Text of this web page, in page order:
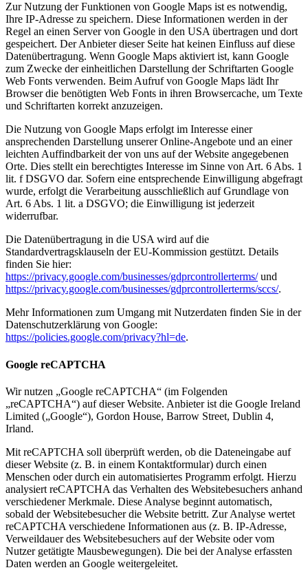
Zur Nutzung der Funktionen von Google Maps ist es notwendig,
Ihre IP-Adresse zu speichern. Diese Informationen werden in der
Regel an einen Server von Google in den USA übertragen und dort
gespeichert. Der Anbieter dieser Seite hat keinen Einfluss auf diese
Datenübertragung. Wenn Google Maps aktiviert ist, kann Google
zum Zwecke der einheitlichen Darstellung der Schriftarten Google
Web Fonts verwenden. Beim Aufruf von Google Maps lädt Ihr
Browser die benötigten Web Fonts in ihren Browsercache, um Texte
und Schriftarten korrekt anzuzeigen.
Die Nutzung von Google Maps erfolgt im Interesse einer
ansprechenden Darstellung unserer Online-Angebote und an einer
leichten Auffindbarkeit der von uns auf der Website angegebenen
Orte. Dies stellt ein berechtigtes Interesse im Sinne von Art. 6 Abs. 1
lit. f DSGVO dar. Sofern eine entsprechende Einwilligung abgefragt
wurde, erfolgt die Verarbeitung ausschließlich auf Grundlage von
Art. 6 Abs. 1 lit. a DSGVO; die Einwilligung ist jederzeit
widerrufbar.
Die Datenübertragung in die USA wird auf die
Standardvertragsklauseln der EU-Kommission gestützt. Details
finden Sie hier:
https://privacy.google.com/businesses/gdprcontrollerterms/und
https://privacy.google.com/businesses/gdprcontrollerterms/sccs/.
Mehr Informationen zum Umgang mit Nutzerdaten finden Sie in der
Datenschutzerklärung von Google:
https://policies.google.com/privacy?hl=de.
Google reCAPTCHA
Wir nutzen „Google reCAPTCHA“ (im Folgenden
„reCAPTCHA“) auf dieser Website. Anbieter ist die Google Ireland
Limited („Google“), Gordon House, Barrow Street, Dublin 4,
Irland.
Mit reCAPTCHA soll überprüft werden, ob die Dateneingabe auf
dieser Website (z. B. in einem Kontaktformular) durch einen
Menschen oder durch ein automatisiertes Programm erfolgt. Hierzu
analysiert reCAPTCHA das Verhalten des Websitebesuchers anhand
verschiedener Merkmale. Diese Analyse beginnt automatisch,
sobald der Websitebesucher die Website betritt. Zur Analyse wertet
reCAPTCHA verschiedene Informationen aus (z. B. IP-Adresse,
Verweildauer des Websitebesuchers auf der Website oder vom
Nutzer getätigte Mausbewegungen). Die bei der Analyse erfassten
Daten werden an Google weitergeleitet.